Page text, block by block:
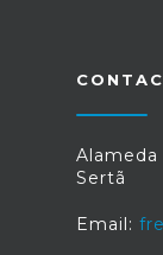
Alameda
Sertã
Email: